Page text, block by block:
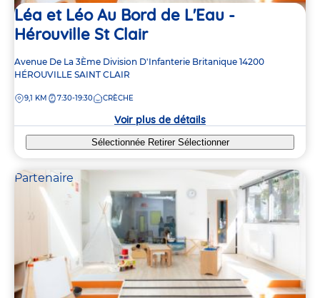
Léa et Léo Au Bord de L'Eau -
Hérouville St Clair
Adresse
de
crèche
Avenue De La 3Ème Division D'Infanterie Britanique 14200
HÉROUVILLE SAINT CLAIR
DISTANCE
9,1 KM 7:30-19:30 CRÈCHE
Voir plus de détails
Sélectionnée Retirer Sélectionner
Partenaire